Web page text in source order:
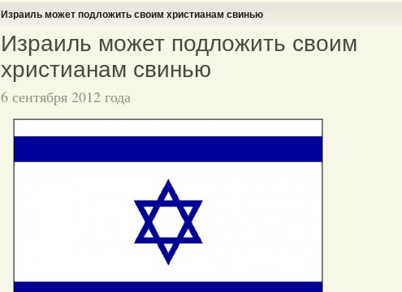
Израиль может подложить своим христианам свинью
Израиль может подложить своим
христианам свинью
6 сентября 2012 года